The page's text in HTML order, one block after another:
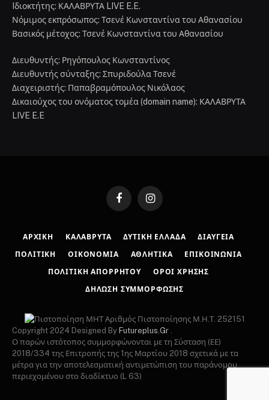
Iδιοκτήτης: ΚΑΛΑΒΡΥΤΑ LIVE E.E.
Νόμιμος εκπρόσωπος: Τσενέ Κωνσταντίνα του Αθανασίου
Βασικός μέτοχος: Τσενέ Κωνσταντίνα του Αθανασίου
Διευθυντής: Ρηγόπουλος Κωνσταντίνος
Διευθυντής σύνταξης: Σπυριδούλα Τσενέ
Διαχειριστής: Παπαβραμόπουλος Νικόλαος
Δικαιούχος του ονόματος τομέα (domain name): ΚΑΛΑΒΡΥΤΑ
LIVE E.E
FacebookInstagram
ΑΡΧΙΚΉ ΚΑΛΆΒΡΥΤΑ ΔΥΤΙΚΉ ΕΛΛΆΔΑ ΔΙΑΎΓΕΙΑ
ΠΟΛΙΤΙΚΉ ΟΙΚΟΝΟΜΊΑ ΑΘΛΗΤΙΚΆ ΕΠΙΚΟΙΝΩΝΊΑ
ΠΟΛΙΤΙΚΉ ΑΠΟΡΡΉΤΟΥ ΌΡΟΙ ΧΡΉΣΗΣ
ΔΉΛΩΣΗ ΣΥΜΜΌΡΦΩΣΗΣ
Αριθμός Πιστοποίησης Μ.Η.Τ. 252151
Copyright 2024 Designed By Futureplus.Gr
Ο παρών ιστότοπος συμμορφώνονται με τη Σύσταση (ΕΕ)
2018/334 της Επιτροπής της 1ης Μαρτίου 2018 σχετικά με τα
μέτρα για την αποτελεσματική αντιμετώπιση του παράνομου
περιεχομένου στο διαδίκτυο (L 63)